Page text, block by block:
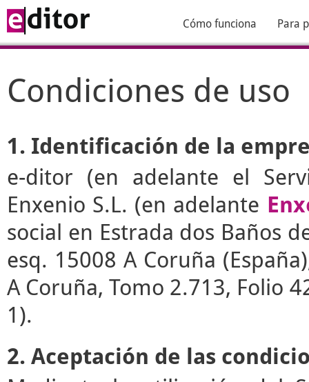
Cómo funciona Para
Condiciones de uso
1. Identificación de la
e-ditor (en adelante el
Enxenio S.L. (en adelante
social en Estrada dos Baños
esq. 15008 A Coruña
A Coruña, Tomo 2.713, Folio
1).
2. Aceptación de las